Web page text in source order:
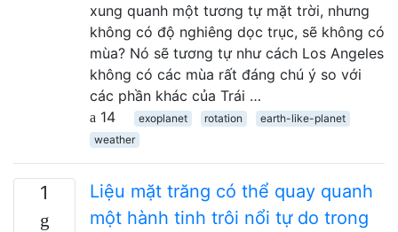
xung quanh một tương tự mặt trời, nhưng
không có độ nghiêng dọc trục, sẽ không có
mùa? Nó sẽ tương tự như cách Los Angeles
không có các mùa rất đáng chú ý so với
các phần khác của Trái …
14
exoplanet rotation
earth-like-planet
weather
1
Liệu mặt trăng có thể quay quanh
một hành tinh trôi nổi tự do trong